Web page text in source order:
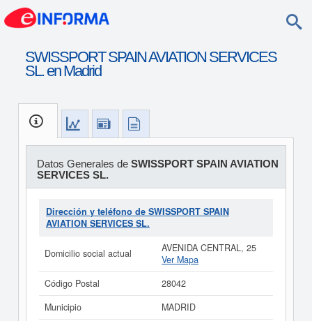
SWISSPORT SPAIN AVIATION SERVICES
SL. en Madrid
Datos Generales de SWISSPORT SPAIN AVIATION
SERVICES SL.
Dirección y teléfono de SWISSPORT SPAIN
AVIATION SERVICES SL.
Domicilio social actual
AVENIDA CENTRAL, 25
Ver Mapa
Código Postal
28042
Municipio
MADRID